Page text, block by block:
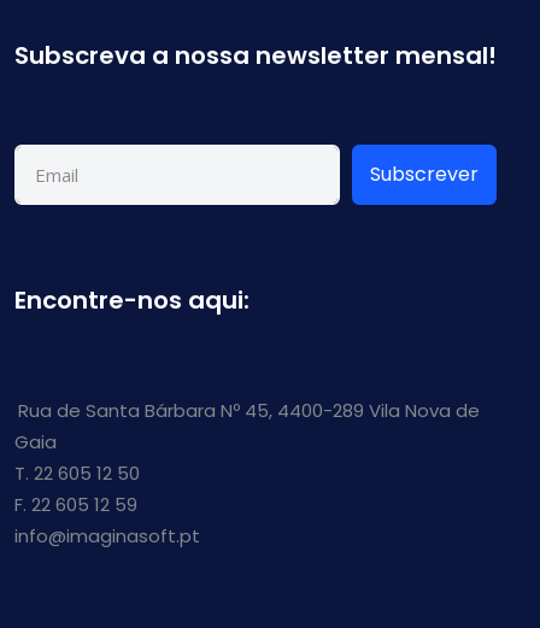
Subscreva a nossa newsletter mensal!
Subscrever
Encontre-nos aqui:
Rua de Santa Bárbara Nº 45, 4400-289 Vila Nova de
Gaia
T. 22 605 12 50
F. 22 605 12 59
info@imaginasoft.pt